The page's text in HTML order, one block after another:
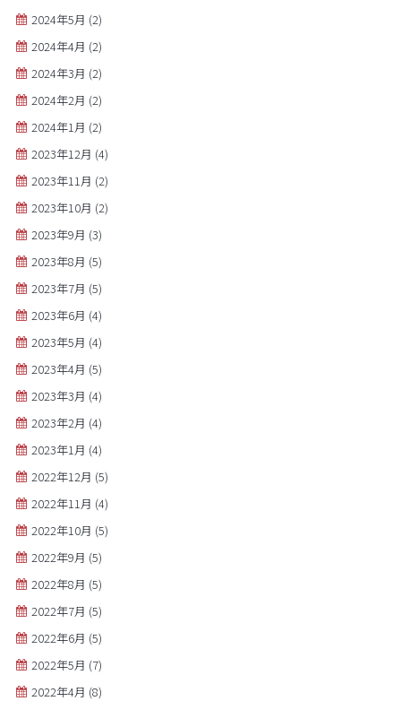
2024年5月 (2)
2024年4月 (2)
2024年3月 (2)
2024年2月 (2)
2024年1月 (2)
2023年12月 (4)
2023年11月 (2)
2023年10月 (2)
2023年9月 (3)
2023年8月 (5)
2023年7月 (5)
2023年6月 (4)
2023年5月 (4)
2023年4月 (5)
2023年3月 (4)
2023年2月 (4)
2023年1月 (4)
2022年12月 (5)
2022年11月 (4)
2022年10月 (5)
2022年9月 (5)
2022年8月 (5)
2022年7月 (5)
2022年6月 (5)
2022年5月 (7)
2022年4月 (8)